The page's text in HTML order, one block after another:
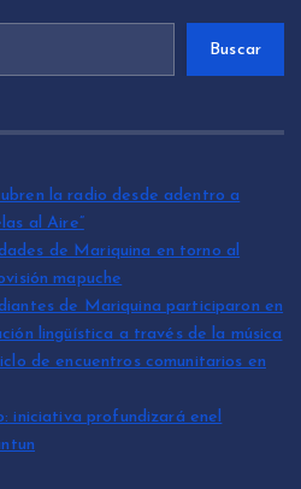
Buscar
la radio desde adentro a
al Aire”
de Mariquina en torno al
mapuche
de Mariquina participaron en
lingüística a través de la música
de encuentros comunitarios en
iniciativa profundizará enel